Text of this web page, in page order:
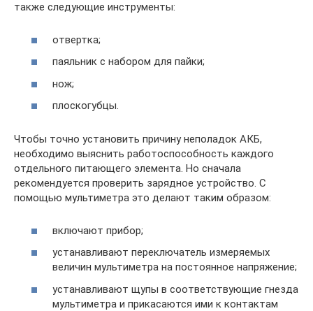
также следующие инструменты:
отвертка;
паяльник с набором для пайки;
нож;
плоскогубцы.
Чтобы точно установить причину неполадок АКБ,
необходимо выяснить работоспособность каждого
отдельного питающего элемента. Но сначала
рекомендуется проверить зарядное устройство. С
помощью мультиметра это делают таким образом:
включают прибор;
устанавливают переключатель измеряемых
величин мультиметра на постоянное напряжение;
устанавливают щупы в соответствующие гнезда
мультиметра и прикасаются ими к контактам